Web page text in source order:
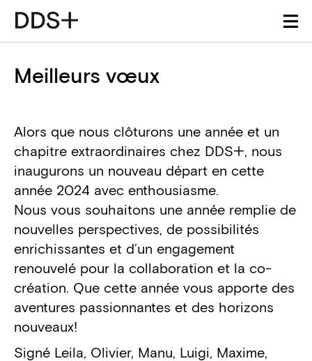
Meilleurs vœux
Alors que nous clôturons une année et un
chapitre extraordinaires chez DDS+, nous
inaugurons un nouveau départ en cette
année 2024 avec enthousiasme.
Nous vous souhaitons une année remplie de
nouvelles perspectives, de possibilités
enrichissantes et d’un engagement
renouvelé pour la collaboration et la co-
création. Que cette année vous apporte des
aventures passionnantes et des horizons
nouveaux!
Signé Leila, Olivier, Manu, Luigi, Maxime,